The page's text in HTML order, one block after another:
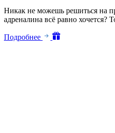
Никак не можешь решиться на
адреналина всё равно хочется?
Подробнее